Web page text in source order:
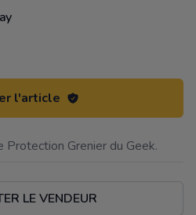
l'article
Protection Grenier du Geek.
LE VENDEUR